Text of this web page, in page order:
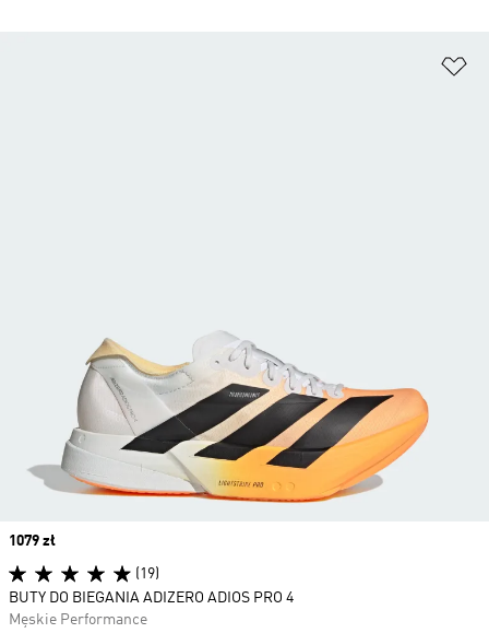
Price
1079 zł
(19)
BUTY DO BIEGANIA ADIZERO ADIOS PRO 4
Męskie Performance